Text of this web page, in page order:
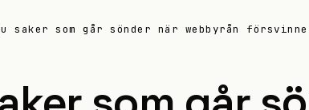
saker som går sönder när webbyrån